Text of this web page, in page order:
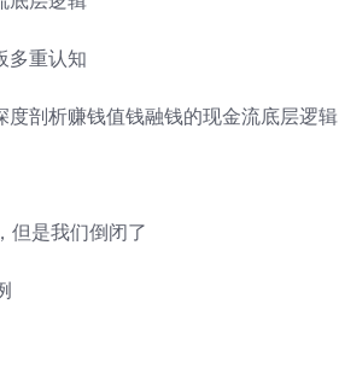
多重认知
剖析赚钱值钱融钱的现金流底层逻辑
但是我们倒闭了